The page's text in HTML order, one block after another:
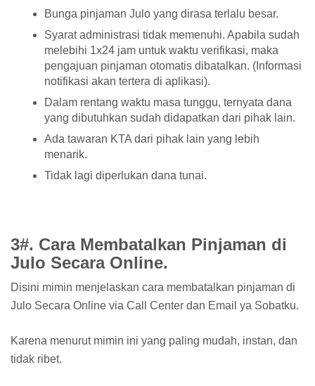
Bunga pinjaman Julo yang dirasa terlalu besar.
Syarat administrasi tidak memenuhi. Apabila sudah
melebihi 1x24 jam untuk waktu verifikasi, maka
pengajuan pinjaman otomatis dibatalkan. (Informasi
notifikasi akan tertera di aplikasi).
Dalam rentang waktu masa tunggu, ternyata dana
yang dibutuhkan sudah didapatkan dari pihak lain.
Ada tawaran KTA dari pihak lain yang lebih
menarik.
Tidak lagi diperlukan dana tunai.
3#. Cara Membatalkan Pinjaman di
Julo Secara Online.
Disini mimin menjelaskan cara membatalkan pinjaman di
Julo Secara Online via Call Center dan Email ya Sobatku.
Karena menurut mimin ini yang paling mudah, instan, dan
tidak ribet.